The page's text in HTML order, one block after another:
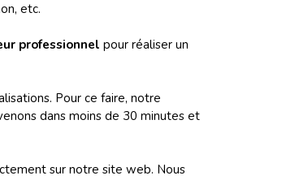
etc.
professionnel pour réaliser un
Pour ce faire, notre
dans moins de 30 minutes et
sur notre site web. Nous